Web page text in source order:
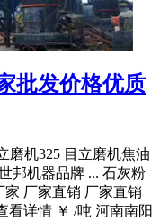
批发价格优质
磨机325 目立磨机焦油
邦机器品牌 ... 石灰粉
厂家直销 厂家直销
看详情 ￥ /吨 河南南阳